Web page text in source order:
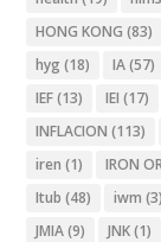
HONG KONG (83)
hyg (18) IA(57)
IEF(13) IEI (17)
INFLACION (113)
iren (1) IRON
Itub (48) iwm (3)
JMIA(9) JNK(1)